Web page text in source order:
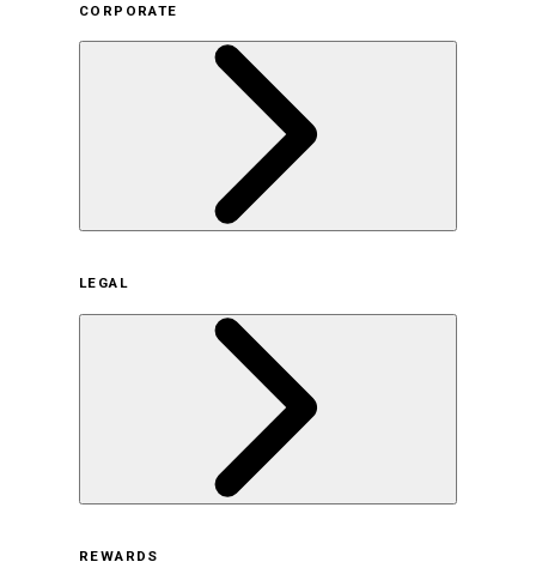
CORPORATE
サステナビリティの取り組み（日本）
サステナビリティの取り組み（米国/英語）
ヒストリー
採用情報
LEGAL
REWARDS